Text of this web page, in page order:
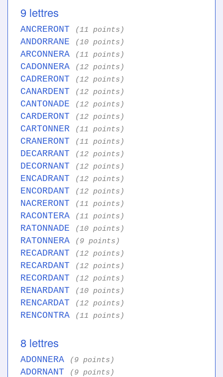
9 lettres
ANCRERONT (11 points)
ANDORRANE (10 points)
ARCONNERA (11 points)
CADONNERA (12 points)
CADRERONT (12 points)
CANARDENT (12 points)
CANTONADE (12 points)
CARDERONT (12 points)
CARTONNER (11 points)
CRANERONT (11 points)
DECARRANT (12 points)
DECORNANT (12 points)
ENCADRANT (12 points)
ENCORDANT (12 points)
NACRERONT (11 points)
RACONTERA (11 points)
RATONNADE (10 points)
RATONNERA (9 points)
RECADRANT (12 points)
RECARDANT (12 points)
RECORDANT (12 points)
RENARDANT (10 points)
RENCARDAT (12 points)
RENCONTRA (11 points)
8 lettres
ADONNERA (9 points)
ADORNANT (9 points)